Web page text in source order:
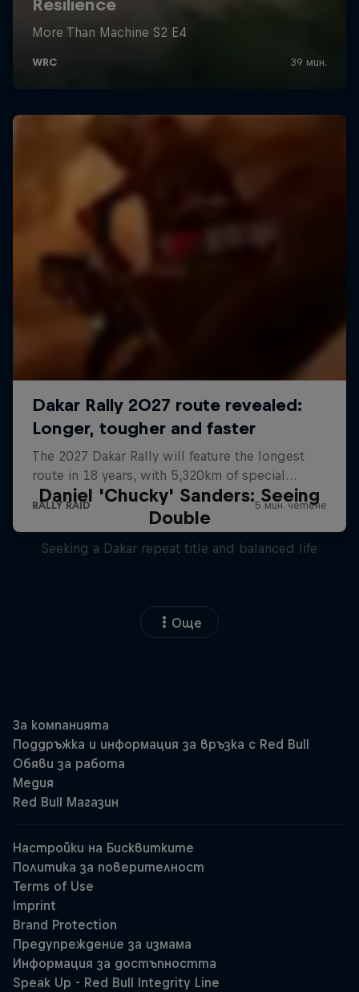
Daniel 'Chucky' Sanders: Seeing
Double
Seeking a Dakar repeat title and balanced life
Още